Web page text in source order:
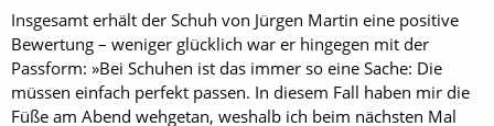
Insgesamt erhält der Schuh von Jürgen Martin eine positive
Bewertung – weniger glücklich war er hingegen mit der
Passform: »Bei Schuhen ist das immer so eine Sache: Die
müssen einfach perfekt passen. In diesem Fall haben mir die
Füße am Abend wehgetan, weshalb ich beim nächsten Mal